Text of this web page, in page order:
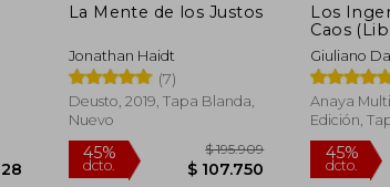
$ 29.900 45% $ 131.258
$ 72.192
La Mente de los Justos
Jonathan Haidt
(7)
Deusto, 2019, Tapa Blanda,
Nuevo
Los
Caos
Giuliano
Anaya
Edición,
Nuevo